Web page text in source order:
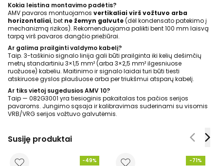
Kokia leistina montavimo padėtis?
AMV pavaros montuojamos vertikaliai virš vožtuvo arba
horizontaliai, bet ne žemyn galvute(dėl kondensato patekimo į
mechanizmą rizikos). Rekomenduojama palikti bent 100 mm laisvą
tarpą virš pavaros dangčio priežiūrai.
Ar galima prailginti valdymo kabelį?
Taip. 3-taškinio signalo linija gali būti prailginta iki kelių dešimčių
metrų standartiniu 3×1,5 mm² (arba 3×2,5 mm² ilgesniuose
ruožuose) kabeliu. Maitinimo ir signalo laidai turi būti tiesti
atskiruose gyslos plaušuose arba per triukšmui atsparų kabelį.
Ar tiks vietoj sugedusios AMV 10?
Taip — 082G3001 yra tiesioginis pakaitalas tos pačios serijos
pavaroms. Jungimo sąsaja ir kalibravimas suderinami su visomis
VRB/VRG serijos vožtuvo galvutėmis.
Susiję produktai
-49% -71%